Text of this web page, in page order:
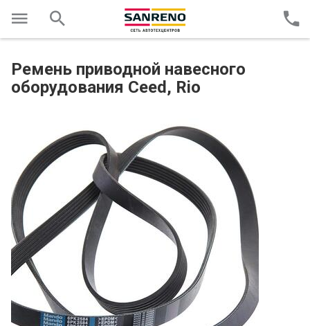
Ремень приводной навесного
оборудования Ceed, Rio